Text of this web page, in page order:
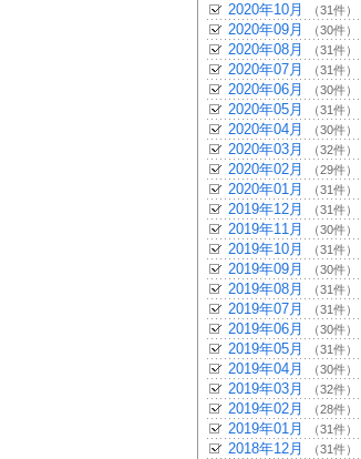
2020年10月 （31件）
2020年09月 （30件）
2020年08月 （31件）
2020年07月 （31件）
2020年06月 （30件）
2020年05月 （31件）
2020年04月 （30件）
2020年03月 （32件）
2020年02月 （29件）
2020年01月 （31件）
2019年12月 （31件）
2019年11月 （30件）
2019年10月 （31件）
2019年09月 （30件）
2019年08月 （31件）
2019年07月 （31件）
2019年06月 （30件）
2019年05月 （31件）
2019年04月 （30件）
2019年03月 （32件）
2019年02月 （28件）
2019年01月 （31件）
2018年12月 （31件）